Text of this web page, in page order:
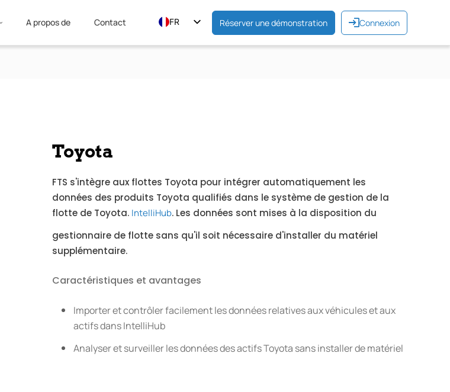
A propos de Contact FR
EN
Réserver une démonstration Connexion
Toyota
FTS s'intègre aux flottes Toyota pour intégrer automatiquement les
données des produits Toyota qualifiés dans le système de gestion de la
flotte de Toyota. IntelliHub. Les données sont mises à la disposition du
gestionnaire de flotte sans qu'il soit nécessaire d'installer du matériel
supplémentaire.
Caractéristiques et avantages
Importer et contrôler facilement les données relatives aux véhicules et aux
actifsdans IntelliHub
Analyser et surveiller les données des actifs Toyota sans installer de matériel